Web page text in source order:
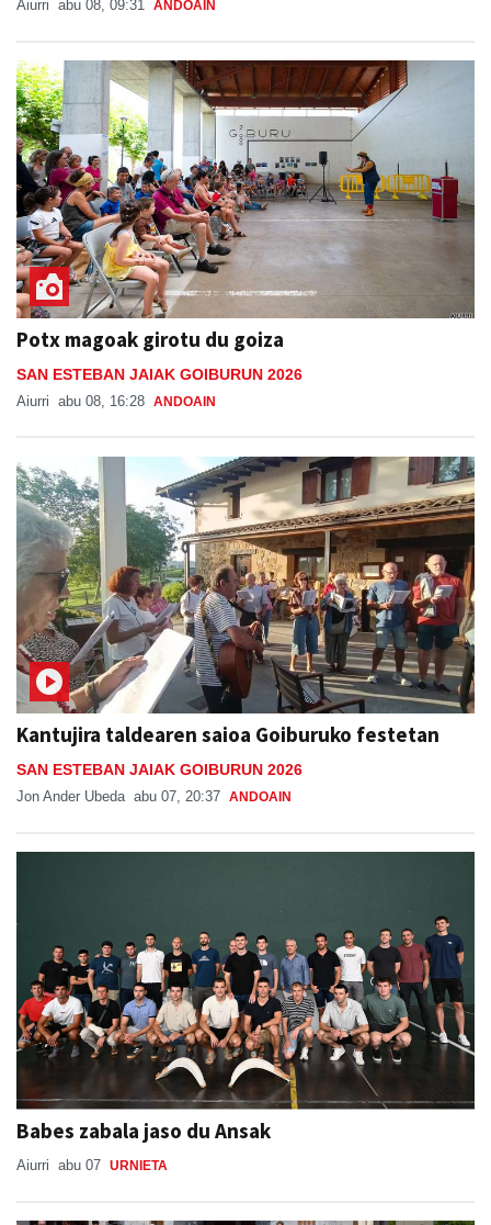
Aiurri abu 08, 09:31 ANDOAIN
Potx magoak girotu du goiza
SAN ESTEBAN JAIAK GOIBURUN 2026
Aiurri abu 08, 16:28 ANDOAIN
Kantujira taldearen saioa Goiburuko festetan
SAN ESTEBAN JAIAK GOIBURUN 2026
Jon Ander Ubeda abu 07, 20:37 ANDOAIN
Babes zabala jaso du Ansak
Aiurri abu 07 URNIETA